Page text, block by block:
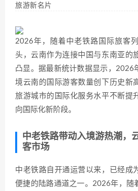
旅游新名片
2026年，随着中老铁路国际旅客
头，云南作为连接中国与东南亚的
凸显。据最新统计数据显示，2026
境云南的国际游客数量创下历史新
旅游城市的国际化服务水平不断提
向国际化新阶段。
中老铁路带动入境游热潮，
客市场
中老铁路自开通运营以来，已经成
便捷的陆路通道之一。2026年，随